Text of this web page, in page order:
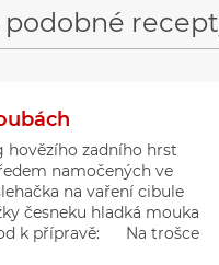
podobné
hovězího zadního hrst
namočených ve
na vaření cibule
česneku hladká mouka
k přípravě: Na trošce